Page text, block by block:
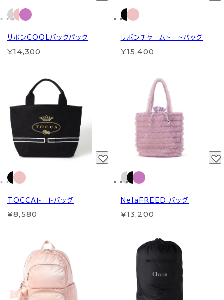
リボンCOOLバックパック
¥14,300
リボンチャームトートバッグ
¥15,400
TOCCAトートバッグ
¥8,580
NelaFREED バッグ
¥13,200